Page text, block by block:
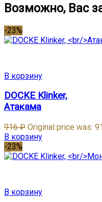
Возможно, Вас
-23%
В корзину
DOCKE Klinker,
Атакама
916₽ Original price was:
В корзину
-23%
В корзину